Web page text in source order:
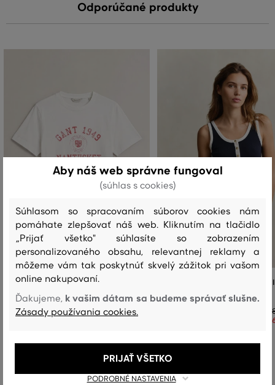
Odporúčané produkty
TRIČKO GANT REG GRAPHIC PRINT SS T-
SHIRT
49,90 €
S, M, L, XL +1 ďalšia
TOP GANT CONTRAST COLOR
XS, S, M, L, XL +1 ďalšia
Aby náš web správne fungoval
(súhlas s cookies)
Súhlasom so spracovaním súborov cookies nám
pomáhate zlepšovať náš web. Kliknutím na tlačidlo
„Prijať všetko" súhlasíte so zobrazením
personalizovaného obsahu, relevantnej reklamy a
môžeme vám tak poskytnúť skvelý zážitok pri vašom
online nakupovaní.
Ďakujeme, k vašim dátam sa budeme správať slušne.
Zásady používania cookies.
PODROBNÉ NASTAVENIA
PRIJAŤ VŠETKO